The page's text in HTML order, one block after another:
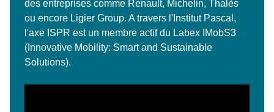
des entreprises comme Renault, Michelin, Thalès
ou encore Ligier Group. A travers l'Institut Pascal,
l'axe ISPR est un membre actif du Labex IMobS3
(Innovative Mobility: Smart and Sustainable
Solutions).